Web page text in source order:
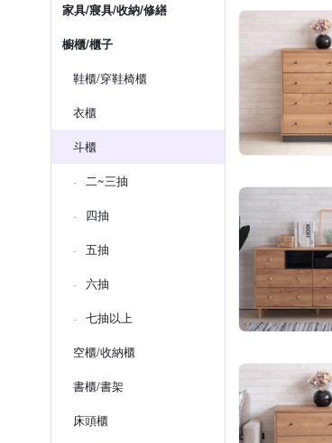
家具/寢具/收納/修繕
櫥櫃/櫃子
鞋櫃/穿鞋椅櫃
衣櫃
斗櫃
二~三抽
四抽
五抽
六抽
七抽以上
空櫃/收納櫃
書櫃/書架
床頭櫃